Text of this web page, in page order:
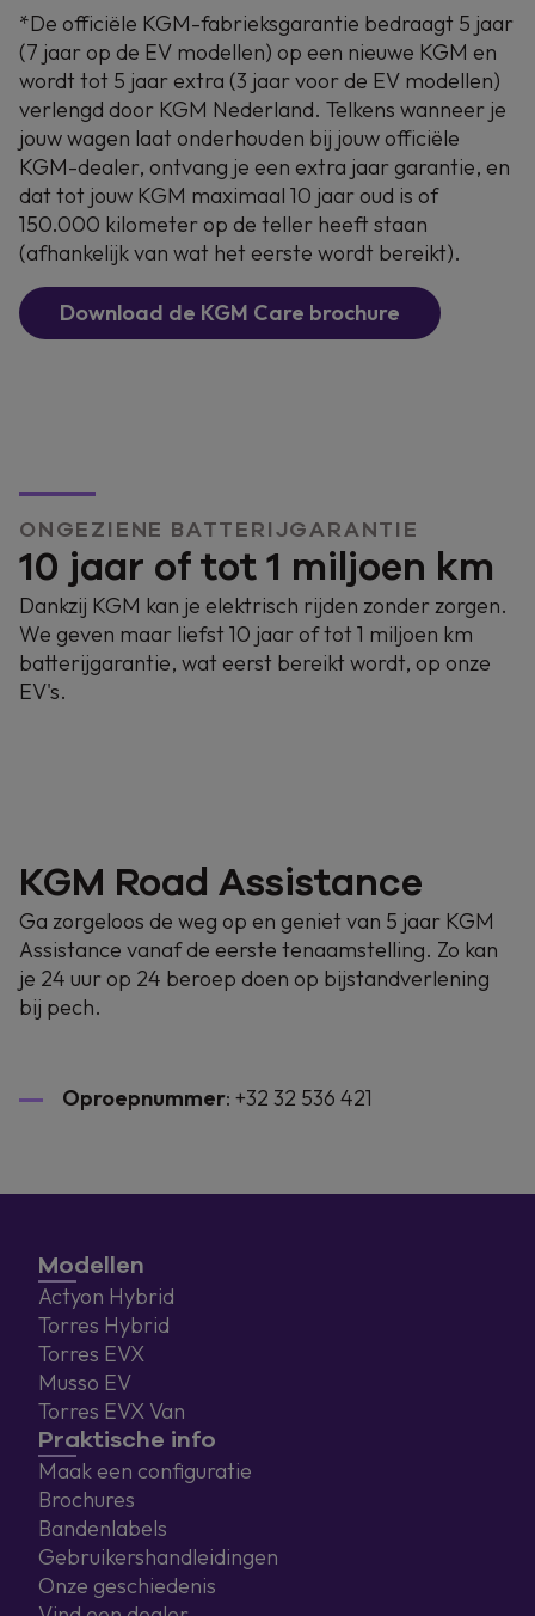
*De officiële KGM-fabrieksgarantie bedraagt 5 jaar
(7 jaar op de EV modellen) op een nieuwe KGM en
wordt tot 5 jaar extra (3 jaar voor de EV modellen)
verlengd door KGM Nederland. Telkens wanneer je
jouw wagen laat onderhouden bij jouw officiële
KGM-dealer, ontvang je een extra jaar garantie, en
dat tot jouw KGM maximaal 10 jaar oud is of
150.000 kilometer op de teller heeft staan
(afhankelijk van wat het eerste wordt bereikt).
Download de KGM Care brochure
ONGEZIENE BATTERIJGARANTIE
10 jaar of tot 1 miljoen km
Dankzij KGM kan je elektrisch rijden zonder zorgen.
We geven maar liefst 10 jaar of tot 1 miljoen km
batterijgarantie, wat eerst bereikt wordt, op onze
EV's.
KGM Road Assistance
Ga zorgeloos de weg op en geniet van 5 jaar KGM
Assistance vanaf de eerste tenaamstelling. Zo kan
je 24 uur op 24 beroep doen op bijstandverlening
bij pech.
Oproepnummer: +32 32 536 421
Modellen
Actyon Hybrid
Torres Hybrid
Torres EVX
Musso EV
Torres EVX Van
Praktische info
Maak een configuratie
Brochures
Bandenlabels
Gebruikershandleidingen
Onze geschiedenis